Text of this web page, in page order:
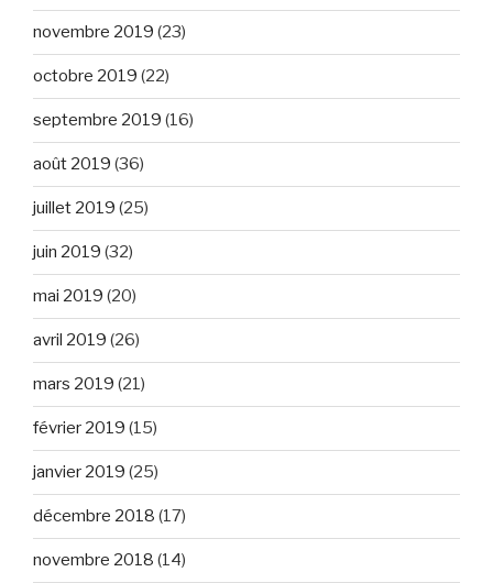
novembre 2019 (23)
octobre 2019 (22)
septembre 2019 (16)
août 2019 (36)
juillet 2019 (25)
juin 2019 (32)
mai 2019 (20)
avril 2019 (26)
mars 2019 (21)
février 2019 (15)
janvier 2019 (25)
décembre 2018 (17)
novembre 2018 (14)